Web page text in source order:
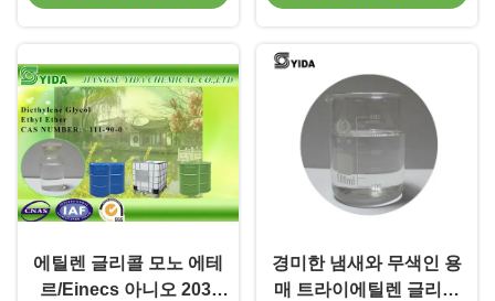
에틸렌 글리콜 모노 에테
르/Einecs 아니오 203-
경미한 냄새와 무색인 용
매 트라이에틸렌 글리콜